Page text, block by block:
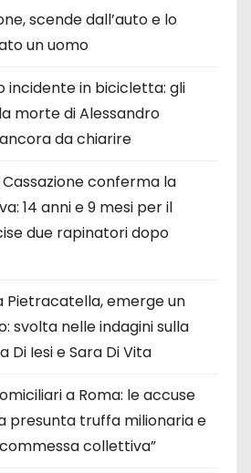
scende dall’auto e lo
un uomo
incidente in bicicletta: gli
morte di Alessandro
da chiarire
conferma la
14 anni e 9 mesi per il
due rapinatori dopo
Pietracatella, emerge un
svolta nelle indagini sulla
Di Iesi e Sara Di Vita
a Roma: le accuse
presunta truffa milionaria e
collettiva”